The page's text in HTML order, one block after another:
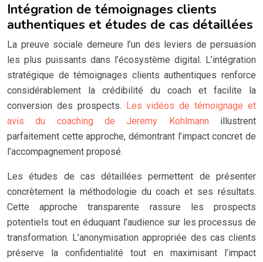
Intégration de témoignages clients
authentiques et études de cas détaillées
La preuve sociale demeure l’un des leviers de persuasion
les plus puissants dans l’écosystème digital. L’intégration
stratégique de témoignages clients authentiques renforce
considérablement la crédibilité du coach et facilite la
conversion des prospects.
Les vidéos de témoignage et
avis du coaching de Jeremy Kohlmann illustrent
parfaitement cette approche, démontrant l’impact concret de
l’accompagnement proposé.
Les études de cas détaillées permettent de présenter
concrètement la méthodologie du coach et ses résultats.
Cette approche transparente rassure les prospects
potentiels tout en éduquant l’audience sur les processus de
transformation. L’anonymisation appropriée des cas clients
préserve la confidentialité tout en maximisant l’impact